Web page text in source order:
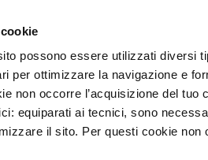
possono essere utilizzati diversi
per ottimizzare la navigazione e
non occorre l’acquisizione del tuo
equiparati ai tecnici, sono
il sito. Per questi cookie non
E REG. IMPR. BO 00286900378 R.E.A. BO 5545